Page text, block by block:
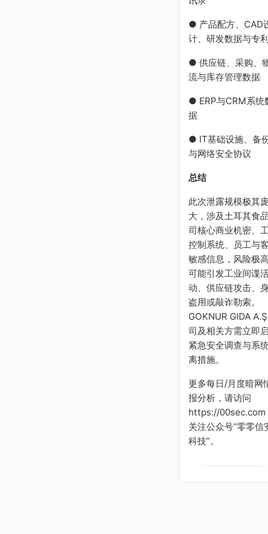
● 产品配方、CAD
计、研发数据与专
● 供应链、采购、
流与库存管理数据
● ERP与CRM系统
据
● IT基础设施、备
与网络安全协议
总结
此次泄露规模极其
大，涉及土耳其食
司核心商业机密、
控制系统、员工与
敏感信息，风险极
可能引发工业间谍
动、供应链攻击、
盗用或敲诈勒索。
GOKNUR GIDA
司及相关方需立即
紧急安全调查与系
离措施。
更多每日/月度暗网
报分析，请访问
https://00sec.com
关注公众号“零零信
科技”。